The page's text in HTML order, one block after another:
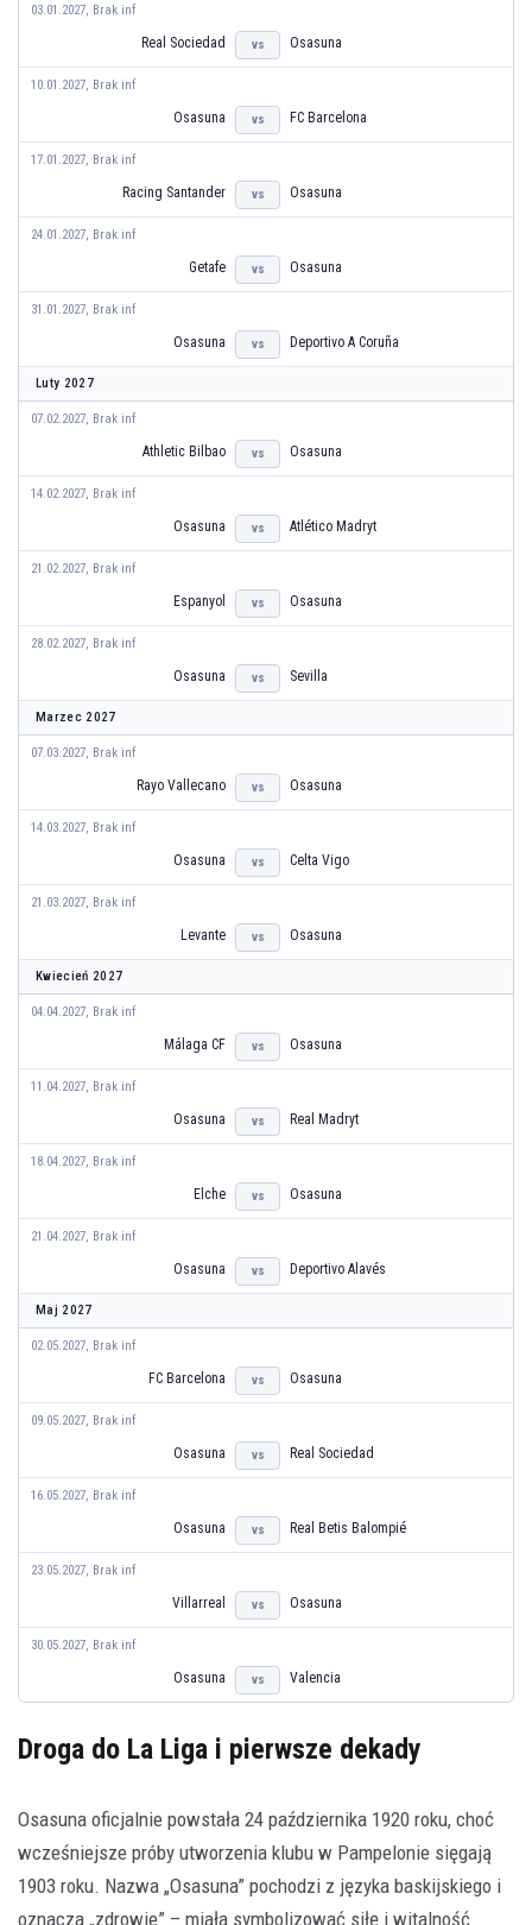
03.01.2027, Brak inf
Real Sociedad vs Osasuna
10.01.2027, Brak inf
Osasuna vs FC Barcelona
17.01.2027, Brak inf
Racing Santander vs Osasuna
24.01.2027, Brak inf
Getafe vs Osasuna
31.01.2027, Brak inf
Osasuna vs Deportivo A Coruña
Luty 2027
07.02.2027, Brak inf
Athletic Bilbao vs Osasuna
14.02.2027, Brak inf
Osasuna vs Atlético Madryt
21.02.2027, Brak inf
Espanyol vs Osasuna
28.02.2027, Brak inf
Osasuna vs Sevilla
Marzec 2027
07.03.2027, Brak inf
Rayo Vallecano vs Osasuna
14.03.2027, Brak inf
Osasuna vs Celta Vigo
21.03.2027, Brak inf
Levante vs Osasuna
Kwiecień 2027
04.04.2027, Brak inf
Málaga CF vs Osasuna
11.04.2027, Brak inf
Osasuna vs Real Madryt
18.04.2027, Brak inf
Elche vs Osasuna
21.04.2027, Brak inf
Osasuna vs Deportivo Alavés
Maj 2027
02.05.2027, Brak inf
FC Barcelona vs Osasuna
09.05.2027, Brak inf
Osasuna vs Real Sociedad
16.05.2027, Brak inf
Osasuna vs Real Betis Balompié
23.05.2027, Brak inf
Villarreal vs Osasuna
30.05.2027, Brak inf
Osasuna vs Valencia
Droga do La Liga i pierwsze dekady
Osasuna oficjalnie powstała 24 października 1920 roku, choć
wcześniejsze próby utworzenia klubu w Pampelonie sięgają
1903 roku. Nazwa „Osasuna” pochodzi z języka baskijskiego i
oznacza „zdrowie” – miała symbolizować siłę i witalność